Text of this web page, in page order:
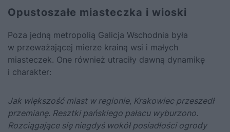
Opustoszałe miasteczka i wioski
Poza jedną metropolią Galicja Wschodnia była
w przeważającej mierze krainą wsi i małych
miasteczek. One również utraciły dawną dynamikę
i charakter:
Jak większość miast w regionie, Krakowiec przeszedł
przemianę. Resztki pańskiego pałacu wyburzono.
Rozciągające się niegdyś wokół posiadłości ogrody